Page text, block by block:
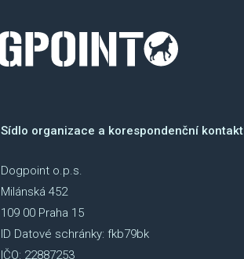
Sídlo organizace a korespondenční kontakt
Dogpoint o.p.s.
Milánská 452
109 00 Praha 15
ID Datové schránky: fkb79bk
IČO: 22887253